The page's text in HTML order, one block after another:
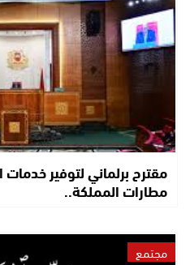
مقترح برلماني لتوفير
مطارات المملكة..
مجتمع